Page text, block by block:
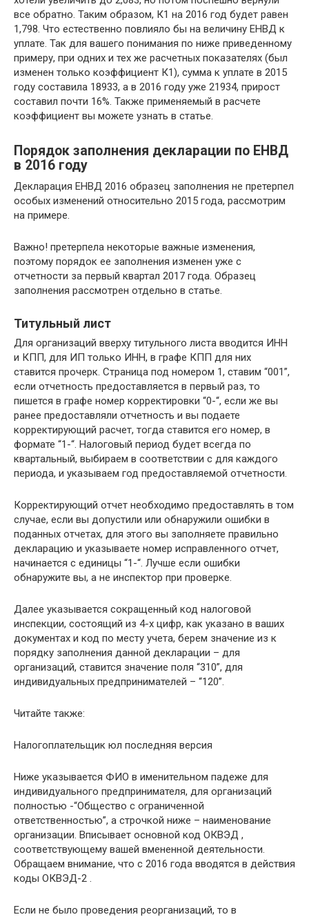
все обратно. Таким образом, К1 на 2016 год будет равен
1,798. Что естественно повлияло бы на величину ЕНВД к
уплате. Так для вашего понимания по ниже приведенному
примеру, при одних и тех же расчетных показателях (был
изменен только коэффициент К1), сумма к уплате в 2015
году составила 18933, а в 2016 году уже 21934, прирост
составил почти 16%. Также применяемый в расчете
коэффициент вы можете узнать в статье.
Порядок заполнения декларации по ЕНВД
в 2016 году
Декларация ЕНВД 2016 образец заполнения не претерпел
особых изменений относительно 2015 года, рассмотрим
на примере.
Важно! претерпела некоторые важные изменения,
поэтому порядок ее заполнения изменен уже с
отчетности за первый квартал 2017 года. Образец
заполнения рассмотрен отдельно в статье.
Титульный лист
Для организаций вверху титульного листа вводится ИНН
и КПП, для ИП только ИНН, в графе КПП для них
ставится прочерк. Страница под номером 1, ставим “001”,
если отчетность предоставляется в первый раз, то
пишется в графе номер корректировки “0-“, если же вы
ранее предоставляли отчетность и вы подаете
корректирующий расчет, тогда ставится его номер, в
формате “1-“. Налоговый период будет всегда по
квартальный, выбираем в соответствии с для каждого
периода, и указываем год предоставляемой отчетности.
Корректирующий отчет необходимо предоставлять в том
случае, если вы допустили или обнаружили ошибки в
поданных отчетах, для этого вы заполняете правильно
декларацию и указываете номер исправленного отчет,
начинается с единицы “1-“. Лучше если ошибки
обнаружите вы, а не инспектор при проверке.
Далее указывается сокращенный код налоговой
инспекции, состоящий из 4-х цифр, как указано в ваших
документах и код по месту учета, берем значение из к
порядку заполнения данной декларации – для
организаций, ставится значение поля “310”, для
индивидуальных предпринимателей – “120”.
Читайте также:
Налогоплательщик юл последняя версия
Ниже указывается ФИО в именительном падеже для
индивидуального предпринимателя, для организаций
полностью -“Общество с ограниченной
ответственностью”, а строчкой ниже – наименование
организации. Вписывает основной код ОКВЭД ,
соответствующему вашей вмененной деятельности.
Обращаем внимание, что с 2016 года вводятся в действия
коды ОКВЭД-2 .
Если не было проведения реорганизаций, то в